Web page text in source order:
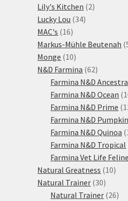
Lily's Kitchen 22
Lucky Lou 3434
MAC's 1616
produktů
Markus-Mühle Beutenah
Monge 1010
produktů
N&D Farmina 6262
produktů
Farmina N&D
Farmina N&D Ocean
Farmina N&D Prime
Farmina N&D Pumpkin
Farmina N&D Quinoa
Farmina N&D Tropical
Farmina Vet Life Feline
Natural Greatness 1010
Natural Trainer 3030
Natural Trainer 2626